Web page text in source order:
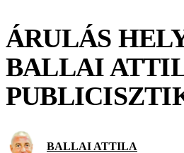
ÁRULÁS
BALLAI
BALLAI ATTILA